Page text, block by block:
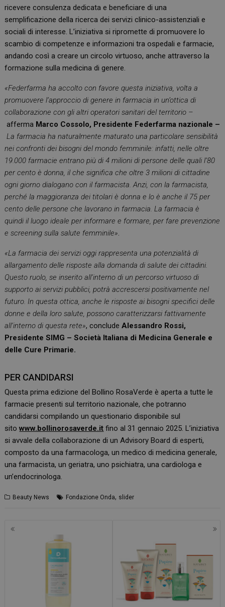
ricevere consulenza dedicata e beneficiare di una
semplificazione della ricerca dei servizi clinico-assistenziali e
sociali di interesse. L’iniziativa si ripromette di promuovere lo
scambio di competenze e informazioni tra ospedali e farmacie,
andando così a creare un circolo virtuoso, anche attraverso la
formazione sulla medicina di genere.
«Federfarma ha accolto con favore questa iniziativa, volta a
promuovere l’approccio di genere in farmacia in un’ottica di
collaborazione con gli altri operatori sanitari del territorio –
afferma Marco Cossolo, Presidente Federfarma nazionale –
La farmacia ha naturalmente maturato una particolare sensibilità
nei confronti dei bisogni del mondo femminile: infatti, nelle oltre
19.000 farmacie entrano più di 4 milioni di persone delle quali l’80
per cento è donna, il che significa che oltre 3 milioni di cittadine
ogni giorno dialogano con il farmacista. Anzi, con la farmacista,
perché la maggioranza dei titolari è donna e lo è anche il 75 per
cento delle persone che lavorano in farmacia. La farmacia è
quindi il luogo ideale per informare e formare, per fare prevenzione
e screening sulla salute femminile».
«La farmacia dei servizi oggi rappresenta una potenzialità di
allargamento delle risposte alla domanda di salute dei cittadini.
Questo ruolo, se inserito all’interno di un percorso virtuoso di
supporto ai servizi pubblici, potrà accrescersi positivamente nel
futuro. In questa ottica, anche le risposte ai bisogni specifici delle
donne e della loro salute, possono caratterizzarsi fattivamente
all’interno di questa rete», concludeAlessandro Rossi,
Presidente SIMG – Società Italiana di Medicina Generale e
delle Cure Primarie.
PER CANDIDARSI
Questa prima edizione del Bollino RosaVerde è aperta a tutte le
farmacie presenti sul territorio nazionale, che potranno
candidarsi compilando un questionario disponibile sul
sitowww.bollinorosaverde.it fino al 31 gennaio 2025. L’iniziativa
si avvale della collaborazione di un Advisory Board di esperti,
composto da una farmacologa, un medico di medicina generale,
una farmacista, un geriatra, uno psichiatra, una cardiologa e
un’endocrinologa.
Beauty News Fondazione Onda, slider
Navigazione